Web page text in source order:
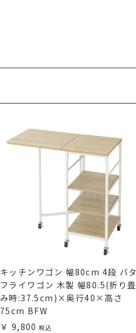
キッチンワゴン 幅80cm 4段 バタ
フライワゴン 木製 幅80.5(折り畳
み時:37.5cm)×奥行40×高さ
75cm BFW
9,800